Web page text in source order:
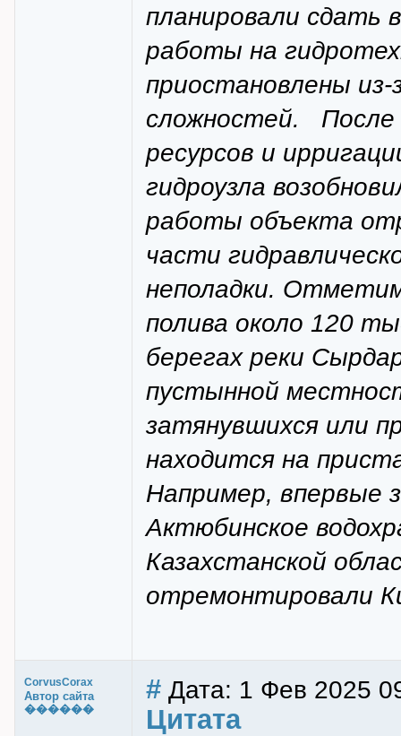
планировали сдать
работы на
приостановлены
сложностей. После
ресурсов и
гидроузла
работы объекта
части
неполадки.
полива около 120
берегах реки
пустынной
затянувшихся или
находится на
Например, впервые
Актюбинское
Казахстанской
отремонтировали
CorvusCorax
Автор сайта
������
# Дата: 1 Фев 2025
Цитата